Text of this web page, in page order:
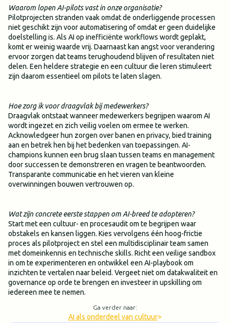
Waarom lopen AI-pilots vast in onze organisatie?
Pilotprojecten stranden vaak omdat de onderliggende processen
niet geschikt zijn voor automatisering of omdat er geen duidelijke
doelstelling is. Als AI op inefficiënte workflows wordt geplakt,
komt er weinig waarde vrij. Daarnaast kan angst voor verandering
ervoor zorgen dat teams terughoudend blijven of resultaten niet
delen. Een heldere strategie en een cultuur die leren stimuleert
zijn daarom essentieel om pilots te laten slagen.
Hoe zorg ik voor draagvlak bij medewerkers?
Draagvlak ontstaat wanneer medewerkers begrijpen waarom AI
wordt ingezet en zich veilig voelen om ermee te werken.
Acknowledgeer hun zorgen over banen en privacy, bied training
aan en betrek hen bij het bedenken van toepassingen. AI-
champions kunnen een brug slaan tussen teams en management
door successen te demonstreren en vragen te beantwoorden.
Transparante communicatie en het vieren van kleine
overwinningen bouwen vertrouwen op.
Wat zijn concrete eerste stappen om AI-breed te adopteren?
Start met een cultuur- en procesaudit om te begrijpen waar
obstakels en kansen liggen. Kies vervolgens één hoog-frictie
proces als pilotproject en stel een multidisciplinair team samen
met domeinkennis en technische skills. Richt een veilige sandbox
in om te experimenteren en ontwikkel een AI-playbook om
inzichten te vertalen naar beleid. Vergeet niet om datakwaliteit en
governance op orde te brengen en investeer in upskilling om
iedereen mee te nemen.
Ga verder naar:
AI als onderdeel van cultuur>